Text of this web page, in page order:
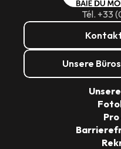
Tél. +33
Unsere
Pro